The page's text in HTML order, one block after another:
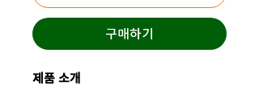
구매하기
제품 소개